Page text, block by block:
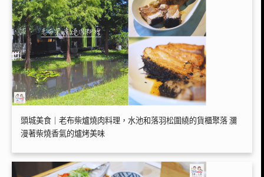
頭城美食｜老布柴爐燒肉料理，水池和落羽松圍繞的貨櫃聚落 瀰
漫著柴燒香氣的爐烤美味